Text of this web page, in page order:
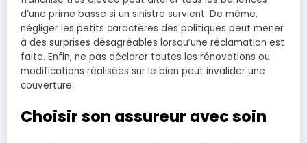
d’une prime basse si un sinistre survient. De même,
négliger les petits caractères des politiques peut mener
à des surprises désagréables lorsqu’une réclamation est
faite. Enfin, ne pas déclarer toutes les rénovations ou
modifications réalisées sur le bien peut invalider une
couverture.
Choisir son assureur avec soin